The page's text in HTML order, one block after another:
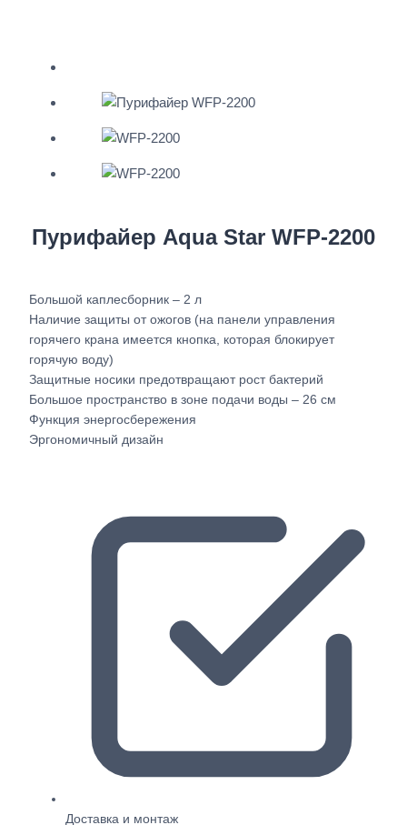
Пурифайер Aqua Star WFP-2200
Большой каплесборник – 2 л
Наличие защиты от ожогов (на панели управления
горячего крана имеется кнопка, которая блокирует
горячую воду)
Защитные носики предотвращают рост бактерий
Большое пространство в зоне подачи воды – 26 см
Функция энергосбережения
Эргономичный дизайн
Доставка и монтаж